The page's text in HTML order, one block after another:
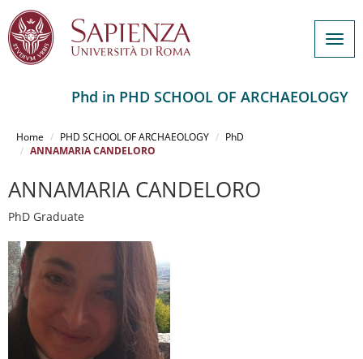
contenuto
Phd in PHD SCHOOL OF ARCHAEOLOGY
Home PHD SCHOOL OF ARCHAEOLOGY
PhD
ANNAMARIA CANDELORO
ANNAMARIA CANDELORO
PhD Graduate